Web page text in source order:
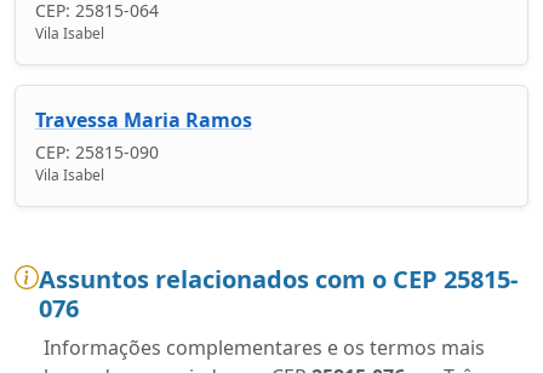
CEP: 25815-064
Vila Isabel
Travessa Maria Ramos
CEP: 25815-090
Vila Isabel
Assuntos relacionados com o CEP 25815-
076
Informações complementares e os termos mais